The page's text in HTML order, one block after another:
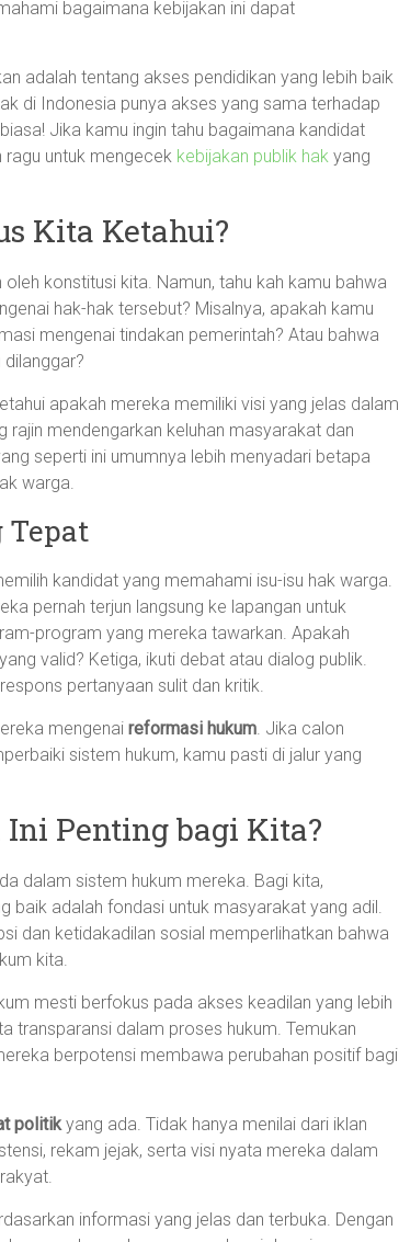
bagaimana kebijakan ini dapat
adalah tentang akses pendidikan yang lebih baik
di Indonesia punya akses yang sama terhadap
Jika kamu ingin tahu bagaimana kandidat
ragu untuk mengecek kebijakan publik hak yang
Kita Ketahui?
konstitusi kita. Namun, tahu kah kamu bahwa
hak-hak tersebut? Misalnya, apakah kamu
mengenai tindakan pemerintah? Atau bahwa
apakah mereka memiliki visi yang jelas dalam
mendengarkan keluhan masyarakat dan
seperti ini umumnya lebih menyadari betapa
warga.
kandidat yang memahami isu-isu hak warga.
pernah terjun langsung ke lapangan untuk
program yang mereka tawarkan. Apakah
valid? Ketiga, ikuti debat atau dialog publik.
pertanyaan sulit dan kritik.
mengenai reformasi hukum. Jika calon
sistem hukum, kamu pasti di jalur yang
Penting bagi Kita?
dalam sistem hukum mereka. Bagi kita,
baik adalah fondasi untuk masyarakat yang adil.
dan ketidakadilan sosial memperlihatkan bahwa
kita.
mesti berfokus pada akses keadilan yang lebih
transparansi dalam proses hukum. Temukan
berpotensi membawa perubahan positif bagi
politikyang ada. Tidak hanya menilai dari iklan
rekam jejak, serta visi nyata mereka dalam
informasi yang jelas dan terbuka. Dengan